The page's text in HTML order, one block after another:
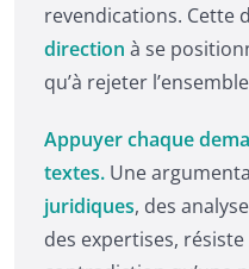
revendications. Cette
direction à se
qu’à rejeter
Appuyer chaque
textes. Une
juridiques, des
des expertises,